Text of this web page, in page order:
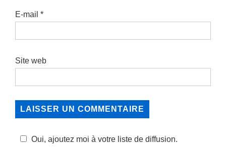
E-mail *
Site web
Oui, ajoutez moi à votre liste de diffusion.